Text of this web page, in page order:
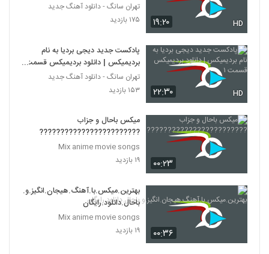
۱۹:۲۰ HD
تهران سانگ - دانلود آهنگ جدید
۱۷۵ بازدید
۲۲:۳۰ HD
پادکست جدید دیجی بردیا به نام
بردیمیکس | دانلود بردیمیکس قسمت
۱تهران سانگ - دانلود آهنگ جدید
۱۵۳ بازدید
۰۰:۲۳
میکس باحال و جزاب
????????????????????????
Mix anime movie songs
۱۹ بازدید
۰۰:۳۶
بهترین.میکس.با.آهنگ.هیجان.انگیز.و.
باحال.دانلود.رایگان
Mix anime movie songs
۱۹ بازدید